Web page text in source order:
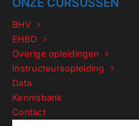
BHV
EHBO
Overige opleidingen
Instructeursopleiding
Data
Kennisbank
Contact